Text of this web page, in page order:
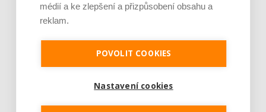
Je jen pro sportovce, přiberu po něm a ve
Pojem protein již nějakou dobu rezonuje
médií a ke zlepšení a přizpůsobení obsahu a
reklam.
POVOLIT COOKIES
Nastavení cookies